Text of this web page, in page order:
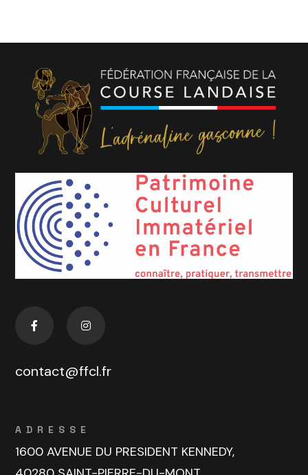
contact@ffcl.fr
ADRESSE
1600 AVENUE DU PRESIDENT KENNEDY,